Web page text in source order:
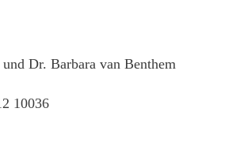
Dr. Barbara van Benthem
10036